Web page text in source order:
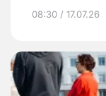
08:30 / 17.07.26